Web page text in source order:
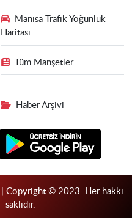
Manisa Trafik Yoğunluk
Haritası
Tüm Manşetler
Haber Arşivi
| Copyright © 2023. Her hakkı
saklıdır.